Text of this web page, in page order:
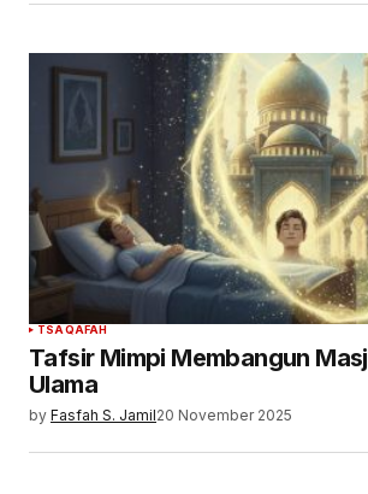
TSAQAFAH
Tafsir Mimpi Membangun
Ulama
by Fasfah S. Jamil20 November 2025